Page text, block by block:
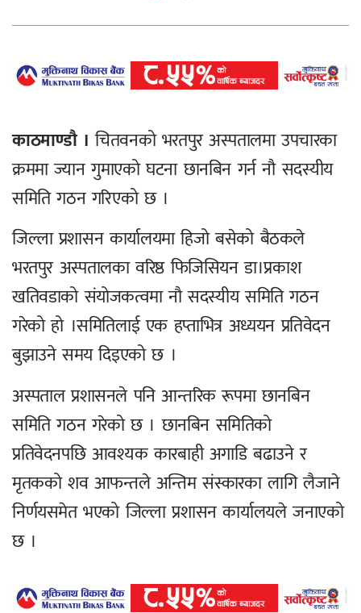
काठमाण्डौ । चितवनको भरतपुर अस्पतालमा उपचारका
क्रममा ज्यान गुमाएको घटना छानबिन गर्न नौ सदस्यीय
समिति गठन गरिएको छ ।
जिल्ला प्रशासन कार्यालयमा हिजो बसेको बैठकले
भरतपुर अस्पतालका वरिष्ठ फिजिसियन डा।प्रकाश
खतिवडाको संयोजकत्वमा नौ सदस्यीय समिति गठन
गरेको हो ।समितिलाई एक हप्ताभित्र अध्ययन प्रतिवेदन
बुझाउने समय दिइएको छ ।
अस्पताल प्रशासनले पनि आन्तरिक रूपमा छानबिन
समिति गठन गरेको छ । छानबिन समितिको
प्रतिवेदनपछि आवश्यक कारबाही अगाडि बढाउने र
मृतकको शव आफन्तले अन्तिम संस्कारका लागि लैजाने
निर्णयसमेत भएको जिल्ला प्रशासन कार्यालयले जनाएको
छ ।